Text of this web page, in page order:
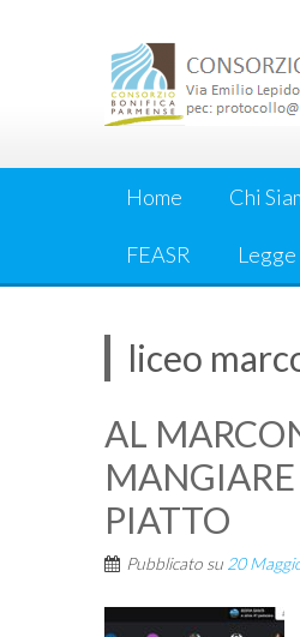
Home Chi
FEASR
liceo
AL
PIATTO
Pubblicato su 20